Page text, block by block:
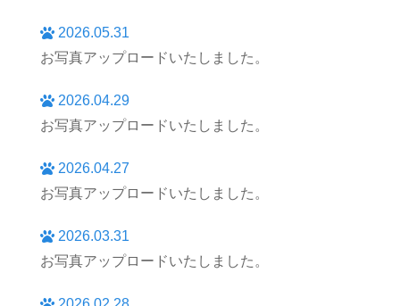
2026.05.31
お写真アップロードいたしました。
2026.04.29
お写真アップロードいたしました。
2026.04.27
お写真アップロードいたしました。
2026.03.31
お写真アップロードいたしました。